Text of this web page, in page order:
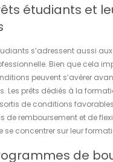
étudiants et
s’adressent aussi
Bien que cela
peuvent s’avérer
Les prêts dédiés à la
de conditions
de remboursement et de
se concentrer sur leur
de